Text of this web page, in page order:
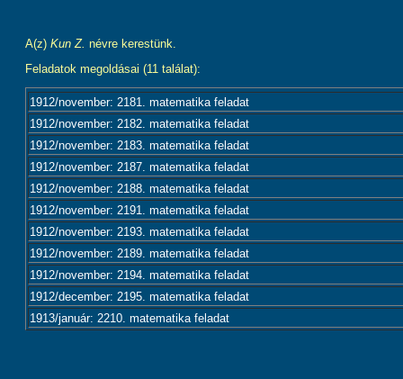
A(z) Kun Z. névre kerestünk.
Feladatok megoldásai (11 találat):
1912/november: 2181. matematika feladat
1912/november: 2182. matematika feladat
1912/november: 2183. matematika feladat
1912/november: 2187. matematika feladat
1912/november: 2188. matematika feladat
1912/november: 2191. matematika feladat
1912/november: 2193. matematika feladat
1912/november: 2189. matematika feladat
1912/november: 2194. matematika feladat
1912/december: 2195. matematika feladat
1913/január: 2210. matematika feladat